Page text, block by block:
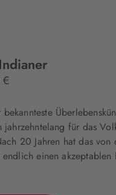
€
jahrzehntelang für das
20 Jahren hat das von
einen